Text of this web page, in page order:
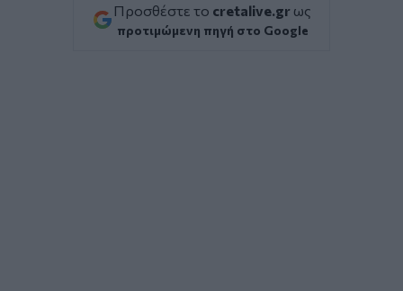
Προσθέστε το cretalive.gr ως
προτιμώμενη πηγή στο Google